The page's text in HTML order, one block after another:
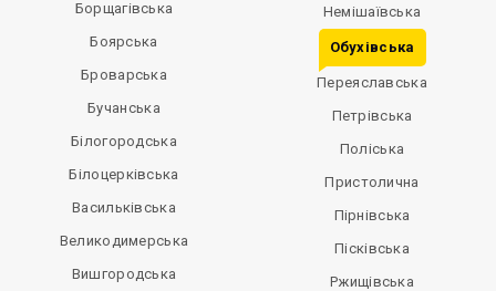
Борщагівська
Боярська
Броварська
Бучанська
Білогородська
Білоцерківська
Васильківська
Великодимерська
Вишгородська
Немішаївська
Обухівська
Переяславська
Петрівська
Поліська
Пристолична
Пірнівська
Пісківська
Ржищівська